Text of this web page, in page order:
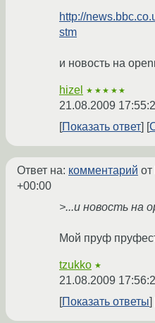
http://
stm
и новость на
hizel ★★★★★
21.08.2009
Показать ответ
Ответ на: комментарий от
+00:00
>...и новость на
Мой пруф
tzukko ★
21.08.2009
Показать ответы